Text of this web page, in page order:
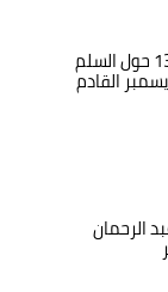
تستضيف الندوة الـ 13 حول السلم
القادم
الرحمان